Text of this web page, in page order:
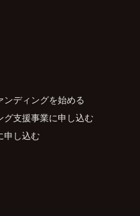
ディングを始める
支援事業に申し込む
申し込む